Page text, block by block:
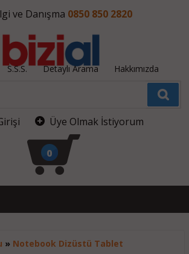
ve Danışma 0850 850 2820
S.S.S. Detaylı Arama Hakkımızda
Üye Olmak İstiyorum
0
» Notebook Dizüstü Tablet